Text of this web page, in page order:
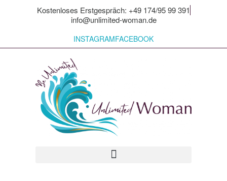
Kostenloses Erstgespräch: +49 174/95 99 391
info@unlimited-woman.de
INSTAGRAMFACEBOOK